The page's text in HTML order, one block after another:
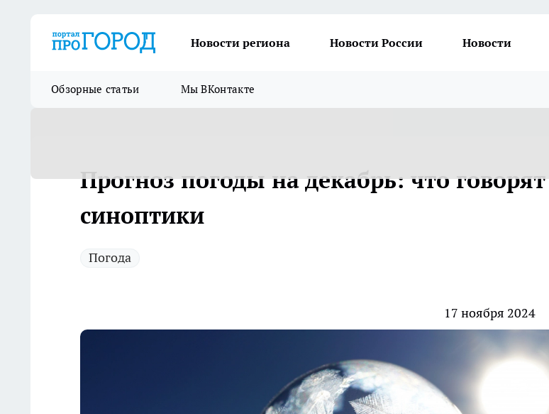
Новости региона Новости России Новости
Обзорные статьи Мы ВКонтакте
Прогноз погоды на декабрь: что говорят
синоптики
Погода
17 ноября 2024